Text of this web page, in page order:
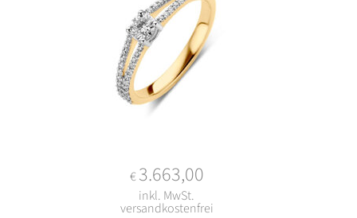
€3.663,00
inkl. MwSt.
versandkostenfrei